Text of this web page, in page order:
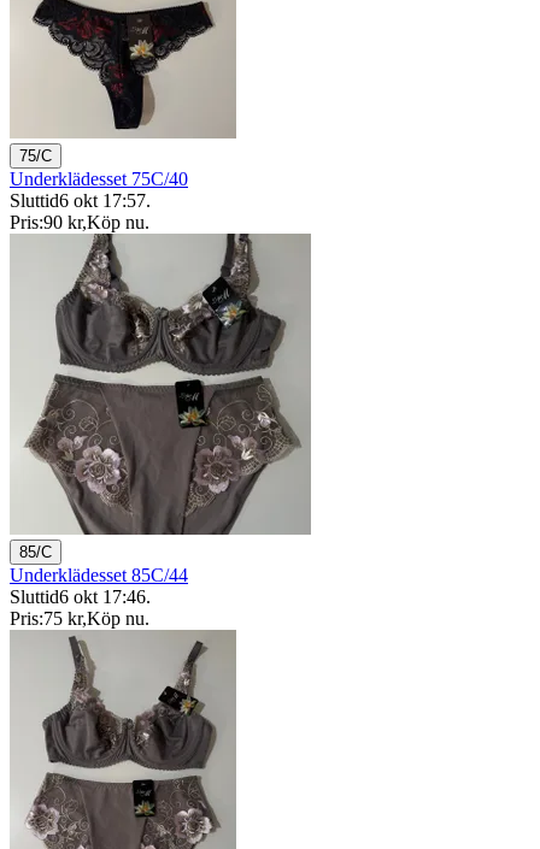
75/C
Underklädesset 75C/40
Sluttid6 okt 17:57.
Pris:90 kr,Köp nu.
85/C
Underklädesset 85C/44
Sluttid6 okt 17:46.
Pris:75 kr,Köp nu.